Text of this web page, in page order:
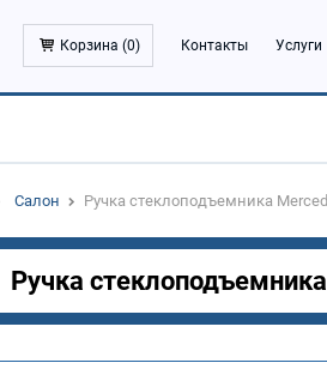
Корзина (0) Контакты Услуги
Салон Ручка стеклоподъемника
Ручка